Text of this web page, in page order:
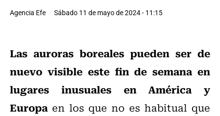
Agencia Efe Sábado 11 de mayo de 2024 - 11:15
Las auroras boreales pueden ser de
nuevo visible este fin de semana en
lugares inusuales en América y
Europa en los que no es habitual que